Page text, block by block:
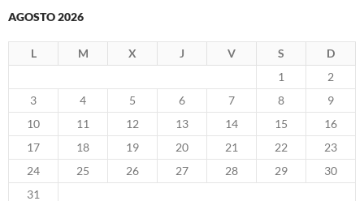
AGOSTO 2026
L M X J V S
D
1
2
3
4 5 6 7 8
9
10
11 12 13 14 15
16
17
18 19 20 21 22
23
24
25 26 27 28 29
30
31